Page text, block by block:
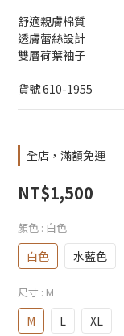
舒適親膚棉質
透膚蕾絲設計
雙層荷葉袖子
貨號 610-1955
全店，滿額免運
NT$1,500
顏色 : 白色
白色 水藍色
尺寸 : M
M L XL